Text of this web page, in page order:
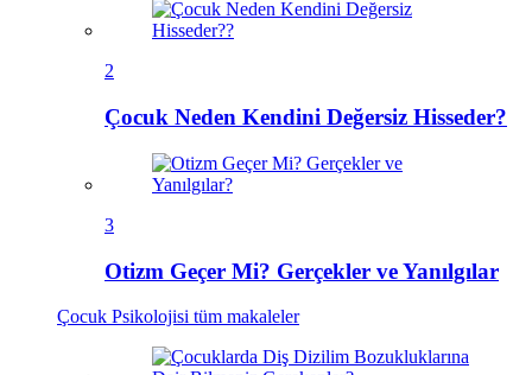
2
Çocuk Neden Kendini Değersiz Hisseder?
3
Otizm Geçer Mi? Gerçekler ve Yanılgılar
Çocuk Psikolojisi tüm makaleler